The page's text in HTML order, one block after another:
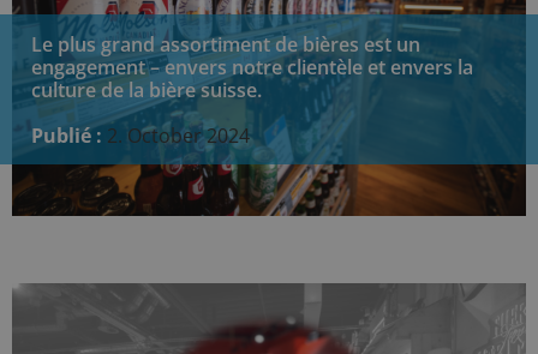
Le plus grand assortiment de bières est un
engagement – envers notre clientèle et envers la
culture de la bière suisse.
Publié : 2. October 2024